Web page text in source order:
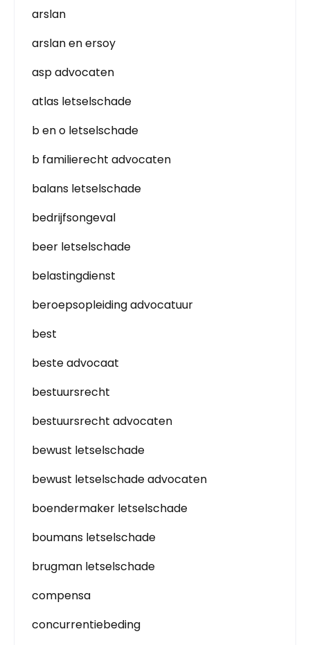
arslan
arslan en ersoy
asp advocaten
atlas letselschade
b en o letselschade
b familierecht advocaten
balans letselschade
bedrijfsongeval
beer letselschade
belastingdienst
beroepsopleiding advocatuur
best
beste advocaat
bestuursrecht
bestuursrecht advocaten
bewust letselschade
bewust letselschade advocaten
boendermaker letselschade
boumans letselschade
brugman letselschade
compensa
concurrentiebeding